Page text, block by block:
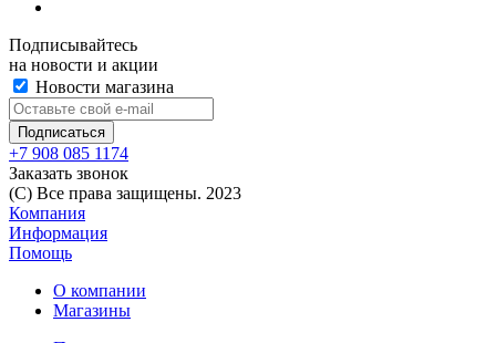
Подписывайтесь
на новости и акции
Новости магазина
+7 908 085 1174
Заказать звонок
(C) Все права защищены. 2023
Компания
Информация
Помощь
О компании
Магазины